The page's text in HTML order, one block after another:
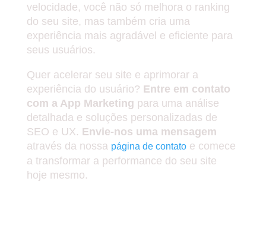
velocidade, você não só melhora o ranking
do seu site, mas também cria uma
experiência mais agradável e eficiente para
seus usuários.
Quer acelerar seu site e aprimorar a
experiência do usuário? Entre em contato
com a App Marketing para uma análise
detalhada e soluções personalizadas de
SEO e UX. Envie-nos uma mensagem
através da nossa página de contatoe comece
a transformar a performance do seu site
hoje mesmo.